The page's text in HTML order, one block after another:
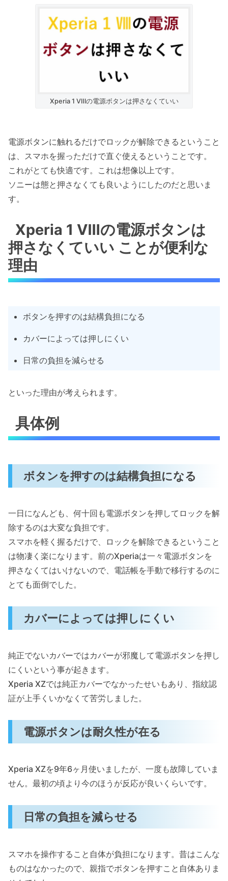
Xperia 1 Ⅷの電源ボタンは押さなくていい
電源ボタンに触れるだけでロックが解除できるということ
は、スマホを握っただけで直ぐ使えるということです。
これがとても快適です。これは想像以上です。
ソニーは態と押さなくても良いようにしたのだと思いま
す。
Xperia 1 Ⅷの電源ボタンは
押さなくていい ことが便利な
理由
ボタンを押すのは結構負担になる
カバーによっては押しにくい
日常の負担を減らせる
といった理由が考えられます。
具体例
ボタンを押すのは結構負担になる
一日になんども、何十回も電源ボタンを押してロックを解
除するのは大変な負担です。
スマホを軽く握るだけで、ロックを解除できるということ
は物凄く楽になります。前のXperiaは一々電源ボタンを
押さなくてはいけないので、電話帳を手動で移行するのに
とても面倒でした。
カバーによっては押しにくい
純正でないカバーではカバーが邪魔して電源ボタンを押し
にくいという事が起きます。
Xperia XZでは純正カバーでなかったせいもあり、指紋認
証が上手くいかなくて苦労しました。
電源ボタンは耐久性が在る
Xperia XZを9年6ヶ月使いましたが、一度も故障していま
せん。最初の頃より今のほうが反応が良いくらいです。
日常の負担を減らせる
スマホを操作すること自体が負担になります。昔はこんな
ものはなかったので、親指でボタンを押すこと自体ありま